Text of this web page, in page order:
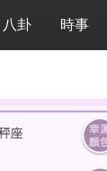
八卦 時事